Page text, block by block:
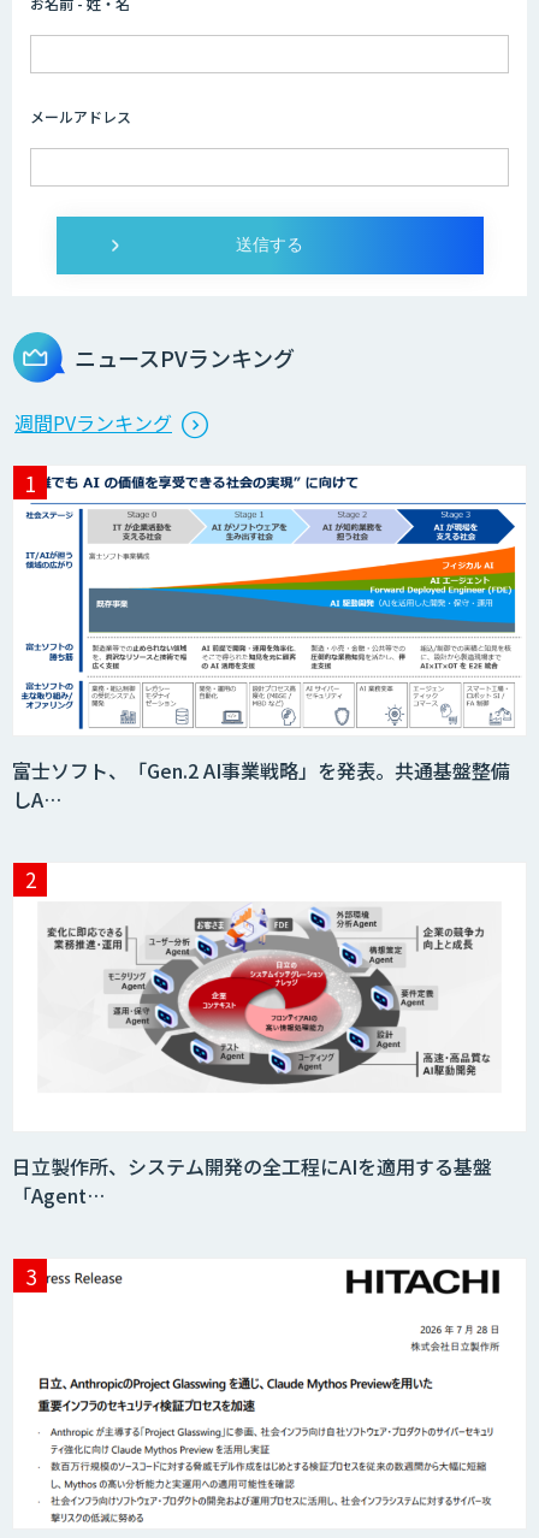
FUNNELシリーズ
YOMEL
Neural Network Console
自然言語処理
DHK CANVAS
ション
Datatang AIデータ処理プラットフォー
ムサービス
応対品質チェック支援サービス「AI
Log」
メールアドレス
ニュースPVランキング
週間PVランキング
富士ソフト、「Gen.2 AI事業戦略」を発表。共通基盤整備
しA…
日立製作所、システム開発の全工程にAIを適用する基盤
「Agent…